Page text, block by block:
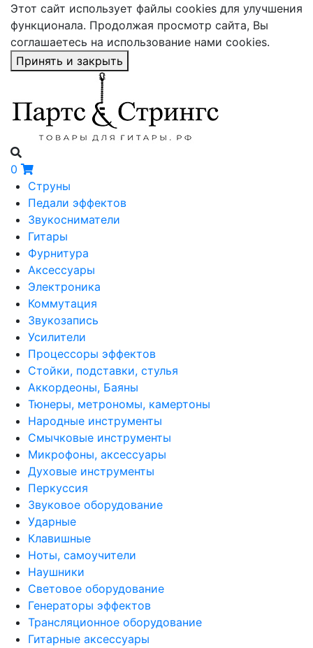
Этот сайт использует файлы cookies для улучшения
функционала. Продолжая просмотр сайта, Вы
соглашаетесь на использование нами cookies.
Принять и закрыть
0
Струны
Педали эффектов
Звукосниматели
Гитары
Фурнитура
Аксессуары
Электроника
Коммутация
Звукозапись
Усилители
Процессоры эффектов
Стойки, подставки, стулья
Аккордеоны, Баяны
Тюнеры, метрономы, камертоны
Народные инструменты
Смычковые инструменты
Микрофоны, аксессуары
Духовые инструменты
Перкуссия
Звуковое оборудование
Ударные
Клавишные
Ноты, самоучители
Наушники
Световое оборудование
Генераторы эффектов
Трансляционное оборудование
Гитарные аксессуары